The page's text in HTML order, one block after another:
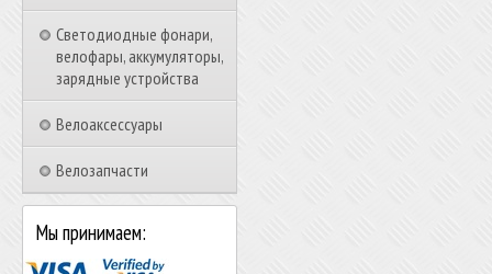
Светодиодные фонари,
велофары, аккумуляторы,
зарядные устройства
Велоаксессуары
Велозапчасти
Мы принимаем: